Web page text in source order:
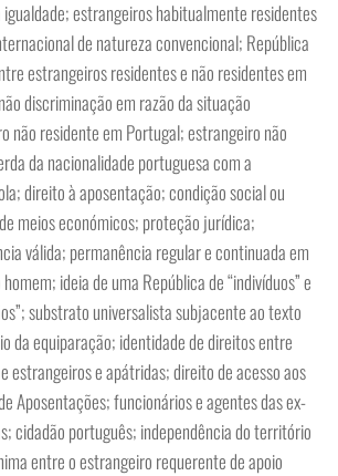
estrangeiros habitualmente residentes
de natureza convencional; República
estrangeiros residentes e não residentes em
discriminação em razão da situação
não residente em Portugal; estrangeiro não
da nacionalidade portuguesa com a
direito à aposentação; condição social ou
meios económicos; proteção jurídica;
válida; permanência regular e continuada em
ideia de uma República de “indivíduos” e
substrato universalista subjacente ao texto
da equiparação; identidade de direitos entre
estrangeiros e apátridas; direito de acesso aos
Aposentações; funcionários e agentes das ex-
cidadão português; independência do território
entre o estrangeiro requerente de apoio